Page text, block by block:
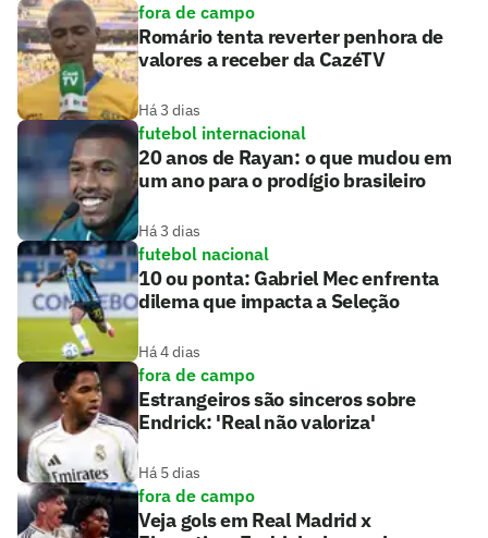
fora de campo
Romário tenta reverter penhora de
valores a receber da CazéTV
Há 3 dias
futebol internacional
20 anos de Rayan: o que mudou em
um ano para o prodígio brasileiro
Há 3 dias
futebol nacional
10 ou ponta: Gabriel Mec enfrenta
dilema que impacta a Seleção
Há 4 dias
fora de campo
Estrangeiros são sinceros sobre
Endrick: 'Real não valoriza'
Há 5 dias
fora de campo
Veja gols em Real Madrid x